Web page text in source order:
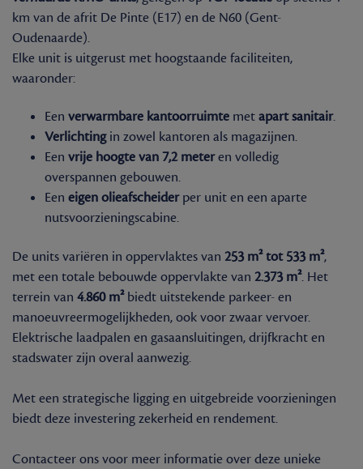
km van de afrit De Pinte (E17) en de N60 (Gent-
Oudenaarde).
Elke unit is uitgerust met hoogstaande faciliteiten,
waaronder:
Een verwarmbare kantoorruimte metapart sanitair.
Verlichtingin zowel kantoren als magazijnen.
Een vrije hoogte van 7,2 meteren volledig
overspannen gebouwen.
Een eigen olieafscheiderper unit en een aparte
nutsvoorzieningscabine.
De units variëren in oppervlaktes van 253 m² tot 533 m²,
met een totale bebouwde oppervlakte van 2.373 m². Het
terrein van 4.860 m²biedt uitstekende parkeer- en
manoeuvreermogelijkheden, ook voor zwaar vervoer.
Elektrische laadpalen en gasaansluitingen, drijfkracht en
stadswater zijn overal aanwezig.
Met een strategische ligging en uitgebreide voorzieningen
biedt deze investering zekerheid en rendement.
Contacteer ons voor meer informatie over deze unieke